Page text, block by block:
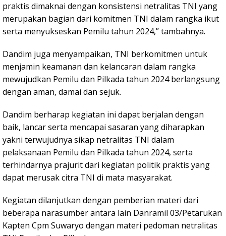
praktis dimaknai dengan konsistensi netralitas TNI yang
merupakan bagian dari komitmen TNI dalam rangka ikut
serta menyukseskan Pemilu tahun 2024,” tambahnya.
Dandim juga menyampaikan, TNI berkomitmen untuk
menjamin keamanan dan kelancaran dalam rangka
mewujudkan Pemilu dan Pilkada tahun 2024 berlangsung
dengan aman, damai dan sejuk.
Dandim berharap kegiatan ini dapat berjalan dengan
baik, lancar serta mencapai sasaran yang diharapkan
yakni terwujudnya sikap netralitas TNI dalam
pelaksanaan Pemilu dan Pilkada tahun 2024, serta
terhindarnya prajurit dari kegiatan politik praktis yang
dapat merusak citra TNI di mata masyarakat.
Kegiatan dilanjutkan dengan pemberian materi dari
beberapa narasumber antara lain Danramil 03/Petarukan
Kapten Cpm Suwaryo dengan materi pedoman netralitas